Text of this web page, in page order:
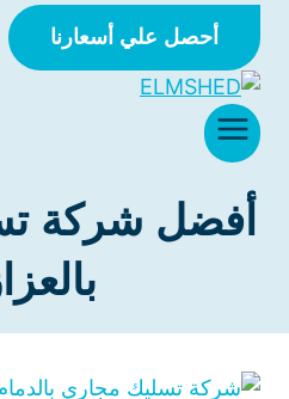
أحصل علي أسعارنا
أفضل شركة